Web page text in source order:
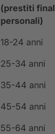
(prestiti
personali)
18-24 anni
25-34 anni
35-44 anni
45-54 anni
55-64 anni